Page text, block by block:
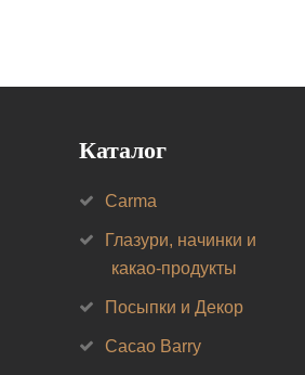
Каталог
Carma
Глазури, начинки и
какао-продукты
Посыпки и Декор
Cacao Barry